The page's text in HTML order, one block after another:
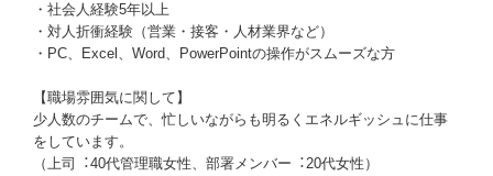
・社会人経験5年以上
・対人折衝経験（営業・接客・人材業界など）
・PC、Excel、Word、PowerPointの操作がスムーズな⽅
【職場雰囲気に関して】
少人数のチームで、忙しいながらも明るくエネルギッシュに仕事
をしています。
（上司︓40代管理職⼥性、部署メンバー︓20代⼥性）